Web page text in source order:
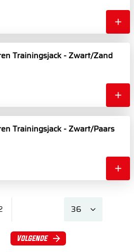
Trainingsjack - Zwart/Zand
Trainingsjack - Zwart/Paars
Volgende